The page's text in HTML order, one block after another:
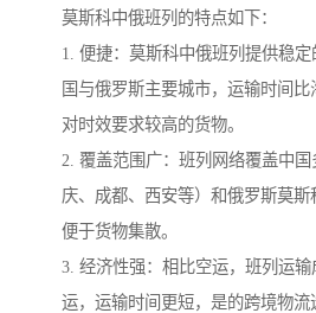
莫斯科中俄班列的特点如下：
1. 便捷：莫斯科中俄班列提供稳
国与俄罗斯主要城市，运输时间
对时效要求较高的货物。
2. 覆盖范围广：班列网络覆盖中
庆、成都、西安等）和俄罗斯莫斯
便于货物集散。
3. 经济性强：相比空运，班列运
运，运输时间更短，是的跨境物流